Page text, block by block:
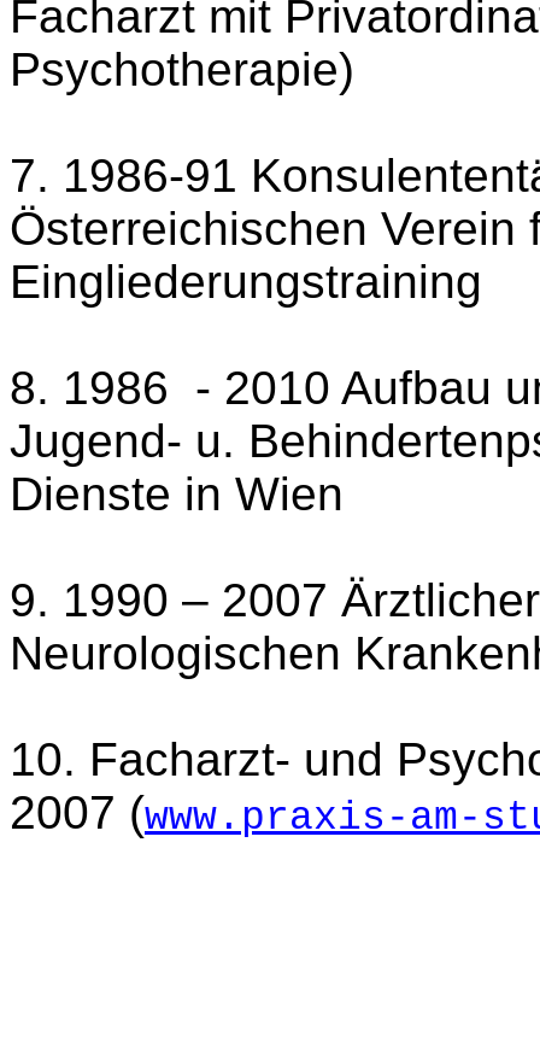
Facharzt mit
Psychotherapie)
7. 1986-91
Österreichischen Verein
Eingliederungstraining
8. 1986 - 2010 Aufbau
Jugend- u.
Dienste in Wien
9. 1990 – 2007
Neurologischen
10. Facharzt- und
2007 (www.praxis-am-